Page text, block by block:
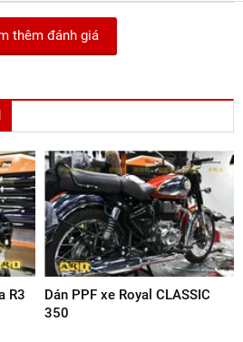
thêm đánh giá
R3
Dán PPF xe Royal CLASSIC
350